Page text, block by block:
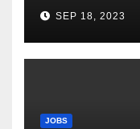
SEP 18, 2023
JOBS